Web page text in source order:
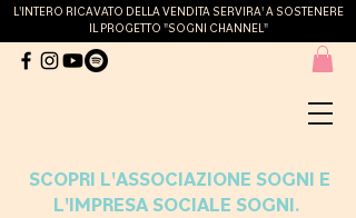
L'INTERO RICAVATO DELLA VENDITA SERVIRA' A SOSTENERE
IL PROGETTO "SOGNI CHANNEL"
SCOPRI L'ASSOCIAZIONE SOGNI E
L'IMPRESA SOCIALE SOGNI.